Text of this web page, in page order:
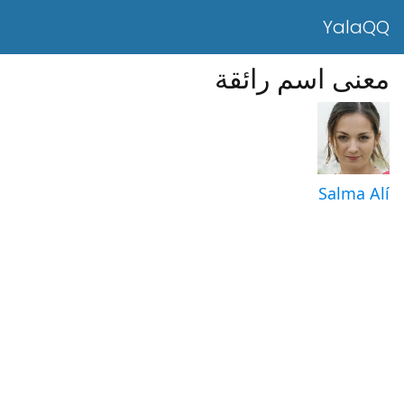
YalaQQ
معنى اسم رائقة
Salma Alí